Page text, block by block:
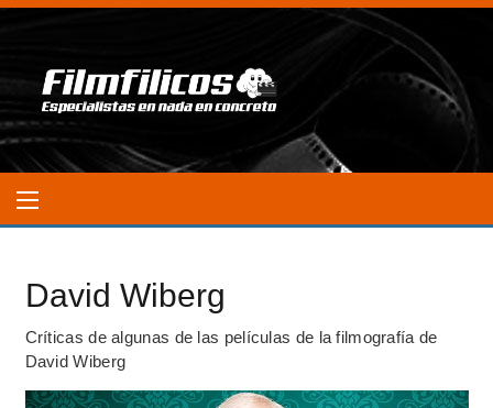
David Wiberg
Críticas de algunas de las películas de la filmografía de
David Wiberg